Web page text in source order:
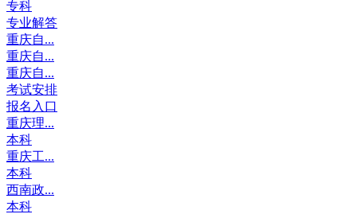
专科
专业解答
重庆自...
重庆自...
重庆自...
考试安排
报名入口
重庆理...
本科
重庆工...
本科
西南政...
本科